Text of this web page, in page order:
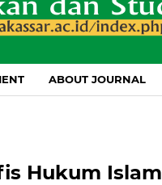
ABOUT JOURNAL
Hukum Islam